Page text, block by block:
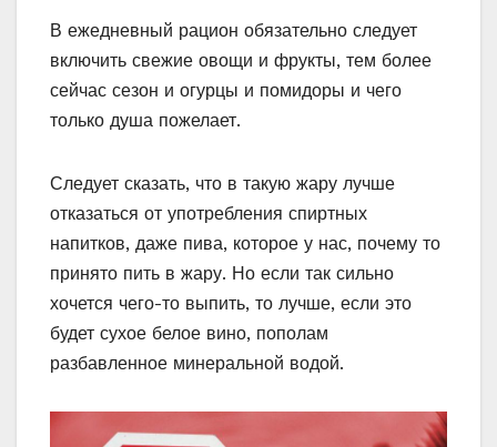
В ежедневный рацион обязательно следует
включить свежие овощи и фрукты, тем более
сейчас сезон и огурцы и помидоры и чего
только душа пожелает.
Следует сказать, что в такую жару лучше
отказаться от употребления спиртных
напитков, даже пива, которое у нас, почему то
принято пить в жару. Но если так сильно
хочется чего-то выпить, то лучше, если это
будет сухое белое вино, пополам
разбавленное минеральной водой.